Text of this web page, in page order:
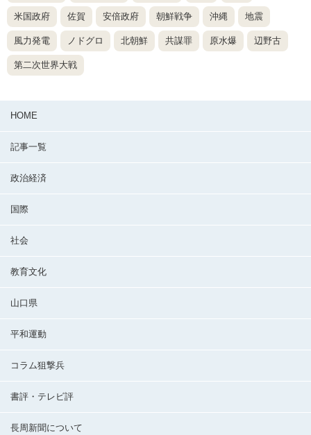
米国政府 佐賀 安倍政府 朝鮮戦争 沖縄 地震
風力発電 ノドグロ 北朝鮮 共謀罪 原水爆 辺野古
第二次世界大戦
HOME
記事一覧
政治経済
国際
社会
教育文化
山口県
平和運動
コラム狙撃兵
書評・テレビ評
長周新聞について